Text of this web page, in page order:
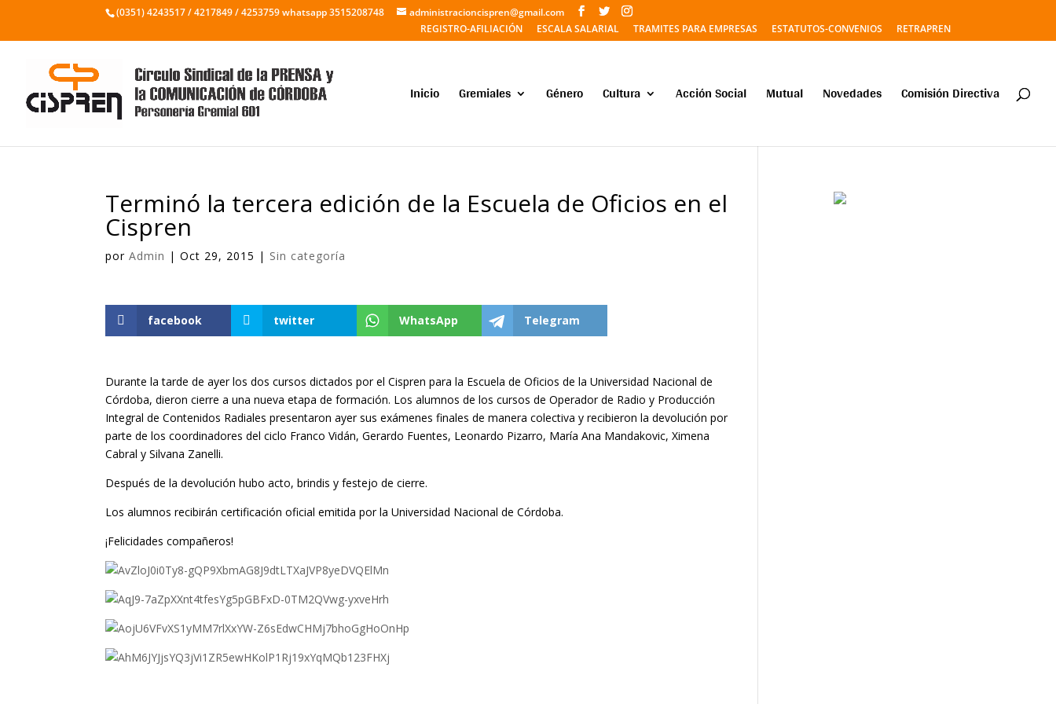
(0351) 4243517 / 4217849 / 4253759 whatsapp 3515208748
administracioncispren@gmail.com
REGISTRO-AFILIACIÓN
ESCALA SALARIAL TRAMITES PARA EMPRESAS ESTATUTOS-CONVENIOS RETRAPREN
Inicio Gremiales Género Cultura Acción Social Mutual Novedades Comisión Directiva
Terminó la tercera edición de la Escuela de Oficios en el
Cispren
porAdmin |Oct 29, 2015 | Sin categoría
facebook twitter WhatsApp Telegram
Durante la tarde de ayer los dos cursos dictados por el Cispren para la Escuela de Oficios de la Universidad Nacional de
Córdoba, dieron cierre a una nueva etapa de formación. Los alumnos de los cursos de Operador de Radio y Producción
Integral de Contenidos Radiales presentaron ayer sus exámenes finales de manera colectiva y recibieron la devolución por
parte de los coordinadores del ciclo Franco Vidán, Gerardo Fuentes, Leonardo Pizarro, María Ana Mandakovic, Ximena
Cabral y Silvana Zanelli.
Después de la devolución hubo acto, brindis y festejo de cierre.
Los alumnos recibirán certificación oficial emitida por la Universidad Nacional de Córdoba.
¡Felicidades compañeros!